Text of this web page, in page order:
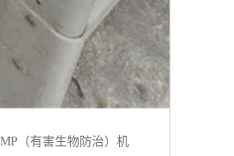
（有害生物防治）机